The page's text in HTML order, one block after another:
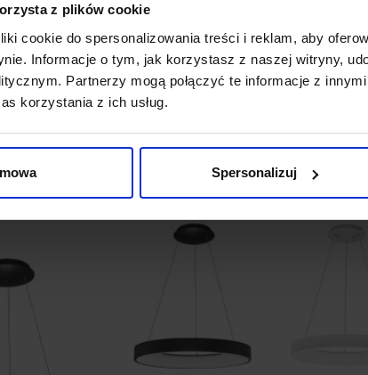
z plików cookie
cookie do spersonalizowania treści i reklam, aby
Informacje o tym, jak korzystasz z naszej witryny,
Partnerzy mogą połączyć te informacje z
korzystania z ich usług.
Spersonalizuj
LUCES TOME LE41545/8 plafon LED
1 190,00 zł
Zobacz szczegóły